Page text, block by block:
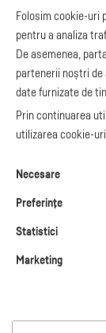
Model factură
Manual de
facturare
Legislaţie facturi
Facturare online
blog.factureaza.ro
ajutor?
L-V: 09:00 - 17:00
0368 409 233
Folosim cookie-uri
pentru a analiza
De asemenea,
partenerii noștri de
date furnizate de
Prin continuarea
utilizarea cookie-
Necesare
Preferinţe
Statistici
Marketing